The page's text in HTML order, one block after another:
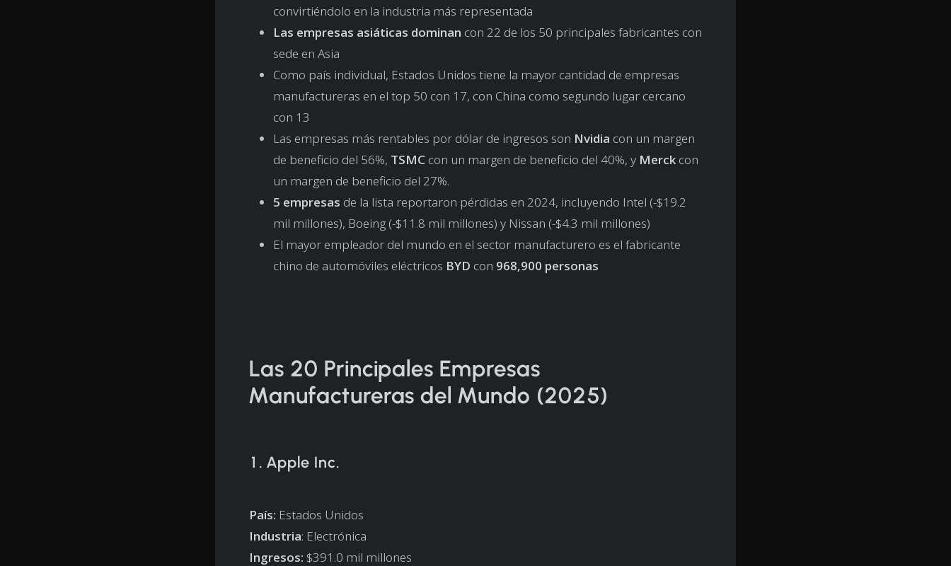
convirtiéndolo en la industria más representada
Las empresas asiáticas dominan con 22 de los 50 principales fabricantes con
sede en Asia
Como país individual, Estados Unidos tiene la mayor cantidad de empresas
manufactureras en el top 50 con 17, con China como segundo lugar cercano
con 13
Las empresas más rentables por dólar de ingresos son Nvidia con un margen
de beneficio del 56%, TSMC con un margen de beneficio del 40%, y Merck con
un margen de beneficio del 27%.
5 empresas de la lista reportaron pérdidas en 2024, incluyendo Intel (-$19.2
mil millones), Boeing (-$11.8 mil millones) y Nissan (-$4.3 mil millones)
El mayor empleador del mundo en el sector manufacturero es el fabricante
chino de automóviles eléctricos BYD con 968,900 personas
Las 20 Principales Empresas
Manufactureras del Mundo (2025)
1. Apple Inc.
País: Estados Unidos
Industria: Electrónica
Ingresos: $391.0 mil millones